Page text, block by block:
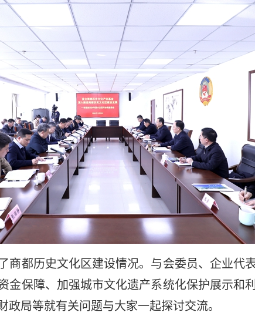
都历史文化区建设情况。与会委员、企业代
金保障、加强城市文化遗产系统化保护展示和
局等就有关问题与大家一起探讨交流。